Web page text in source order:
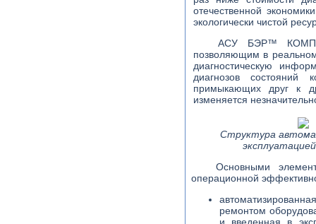
отечественной
экологически чистой
АСУ БЭР™
позволяющим в реальном
диагностическую
диагнозов состояний
примыкающих друг к
изменяется
Структура
Основными
операционной
ремонтом